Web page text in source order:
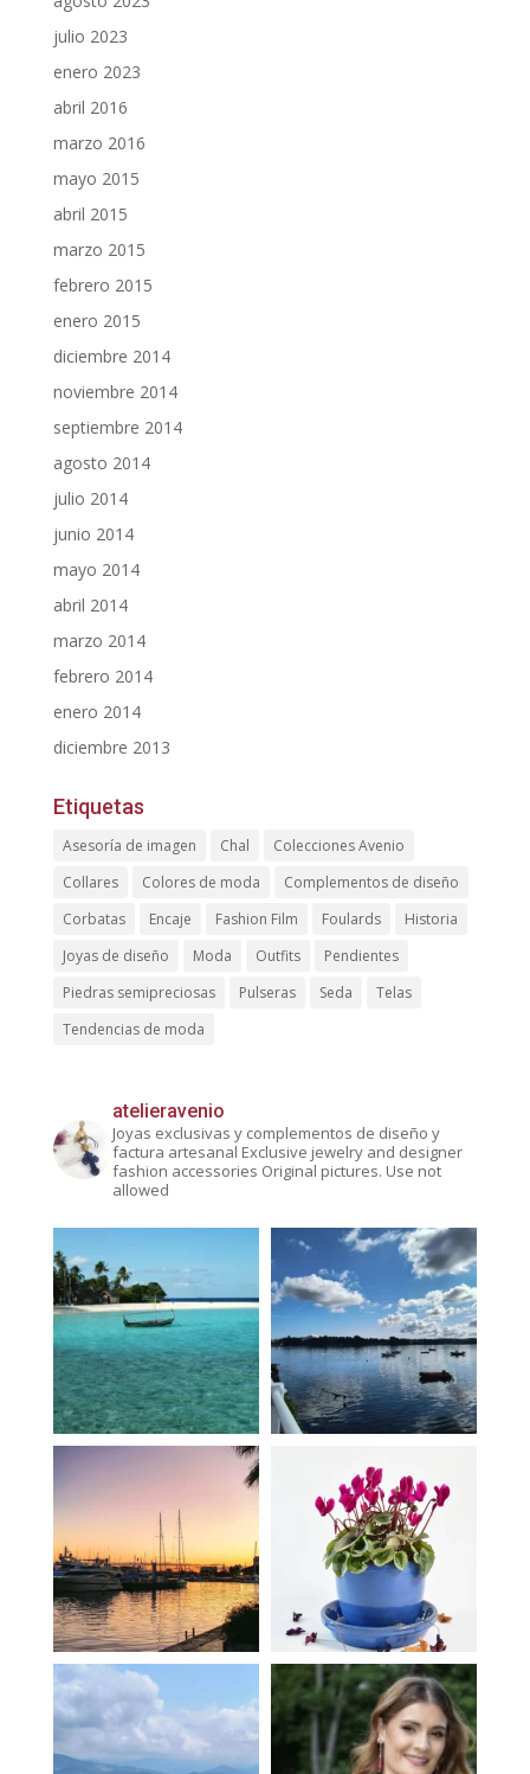
julio 2023
enero 2023
abril 2016
marzo 2016
mayo 2015
abril 2015
marzo 2015
febrero 2015
enero 2015
diciembre 2014
noviembre 2014
septiembre 2014
agosto 2014
julio 2014
junio 2014
mayo 2014
abril 2014
marzo 2014
febrero 2014
enero 2014
diciembre 2013
Etiquetas
Asesoría de imagen Chal
Colecciones Avenio
Collares
Colores de moda
Complementos de diseño
Corbatas
Encaje Fashion Film Foulards
Historia
Joyas de diseño
Moda Outfits
Pendientes
Piedras semipreciosas
Pulseras Seda
Telas
Tendencias de moda
atelieravenio
Joyas exclusivas y complementos de diseño y
factura artesanal Exclusive jewelry and designer
fashion accessories Original pictures. Use not
allowed